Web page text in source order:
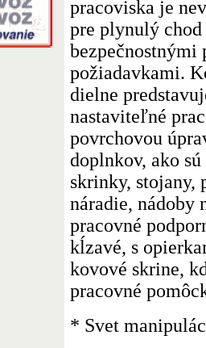
pracoviska je
pre plynulý chod
bezpečnostnými
požiadavkami.
dielne
nastaviteľné
povrchovou
doplnkov, ako
skrinky, stojany,
náradie, nádoby
pracovné
kĺzavé, s
kovové skrine,
pracovné
* Svet